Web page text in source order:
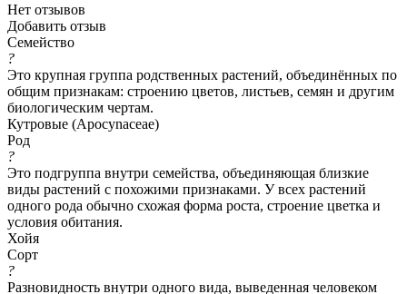
Нет отзывов
Добавить отзыв
Семейство
?
Это крупная группа родственных растений, объединённых по
общим признакам: строению цветов, листьев, семян и другим
биологическим чертам.
Кутровые (Apocynaceae)
Род
?
Это подгруппа внутри семейства, объединяющая близкие
виды растений с похожими признаками. У всех растений
одного рода обычно схожая форма роста, строение цветка и
условия обитания.
Хойя
Сорт
?
Разновидность внутри одного вида, выведенная человеком